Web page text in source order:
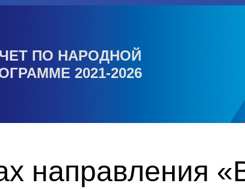
ПО НАРОДНОЙ
2021-2026
направления